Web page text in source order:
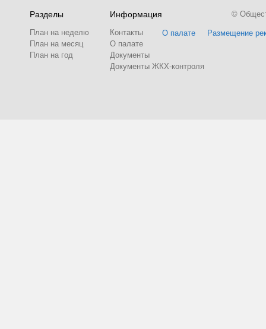
Разделы
План на неделю
План на месяц
План на год
Информация
Контакты
О палате
Документы
Документы ЖКХ-контроля
О палате Размещение
©